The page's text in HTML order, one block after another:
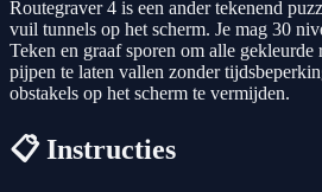
Routegraver 4 is een ander tekenend
vuil tunnels op het scherm. Je mag 30
Teken en graaf sporen om alle
pijpen te laten vallen zonder
obstakels op het scherm te vermijden.
📋 Instructies